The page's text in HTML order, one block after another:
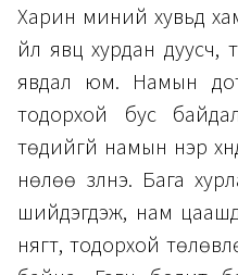
Харин миний хувьд
үйл явц хурдан дуусч,
явдал юм. Намын
тодорхой бус
төдийгүй намын нэр
нөлөө үзүүлнэ. Бага
шийдэгдэж, нам
нягт, тодорхой